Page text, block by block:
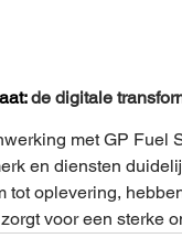
de digitale
met GP Fuel
en diensten
tot oplevering,
voor een sterke